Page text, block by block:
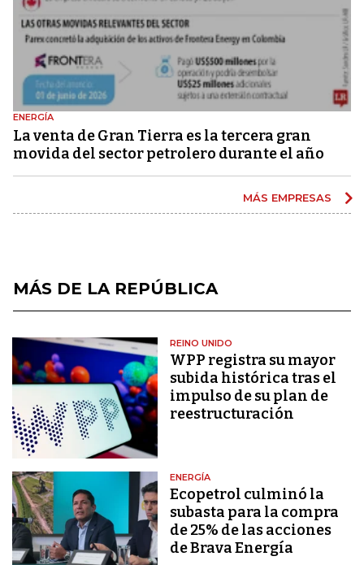
ENERGÍA
La venta de Gran Tierra es la tercera gran
movida del sector petrolero durante el año
MÁS EMPRESAS
MÁS DE LA REPÚBLICA
REINO UNIDO
WPP registra su mayor
subida histórica tras el
impulso de su plan de
reestructuración
ENERGÍA
Ecopetrol culminó la
subasta para la compra
de 25% de las acciones
de Brava Energía